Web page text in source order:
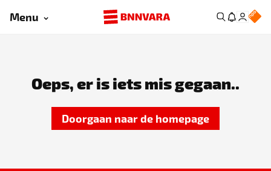
Menu
Oeps, er is iets mis gegaan..
Doorgaan naar de homepage